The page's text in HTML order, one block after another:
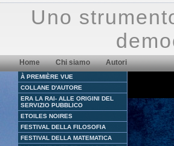
Uno
Home Chi siamo Autori
À PREMIÈRE VUE
COLLANE D'AUTORE
ERA LA RAI- ALLE ORIGINI DEL
SERVIZIO PUBBLICO
ETOILES NOIRES
FESTIVAL DELLA FILOSOFIA
FESTIVAL DELLA MATEMATICA